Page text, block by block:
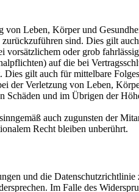
von Leben, Körper und
sind. Dies gilt
vorsätzlichem oder grob
auf die bei
gilt auch für mittelbare
der Verletzung von Leben,
Schäden und im Übrigen der
auch zugunsten der
Recht bleiben unberührt.
und die
Im Falle des